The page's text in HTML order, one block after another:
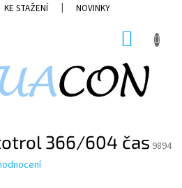
KE STAŽENÍ NOVINKY
366/604 čas 9894